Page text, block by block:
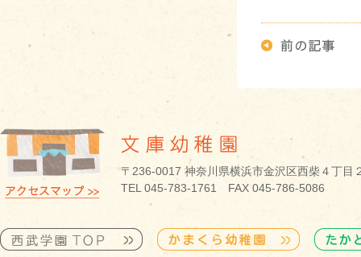
〒236-0017 神奈川県横浜市金沢区西柴４丁
TEL 045-783-1761 FAX 045-786-5086